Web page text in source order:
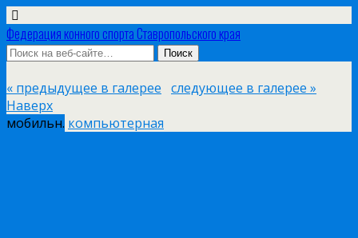
Федерация конного спорта Ставропольского края
« предыдущее в галерее следующее в галерее »
Наверх
мобильн. компьютерная